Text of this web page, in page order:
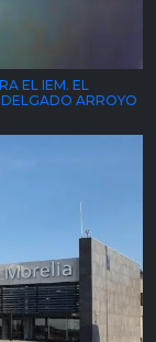
EL IEM. EL
ARROYO